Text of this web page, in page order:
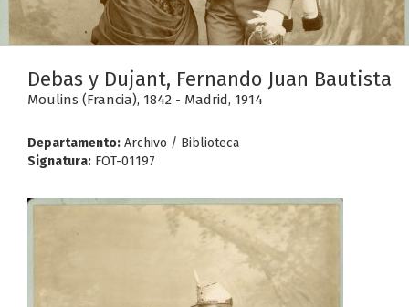
Debas y Dujant, Fernando Juan Bautista
Moulins (Francia), 1842 - Madrid, 1914
Departamento: Archivo / Biblioteca
Signatura: FOT-01197